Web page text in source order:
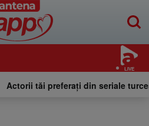
LIVE
Actorii tăi preferați din seriale